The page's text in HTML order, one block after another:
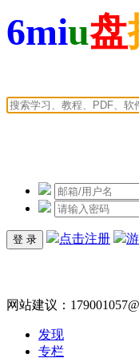
6miu盘
点击注册
网站建议：
发现
专栏